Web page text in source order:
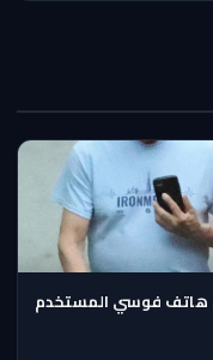
هاتف فوسي المستخدم